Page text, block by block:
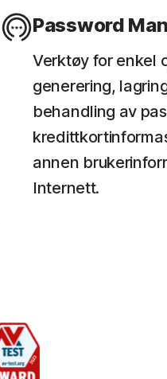
Password
Verktøy for enkel
generering,
behandling av
annen
Internett.